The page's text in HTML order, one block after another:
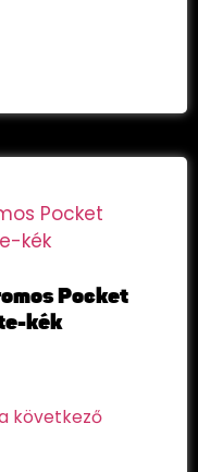
Pocket
kék
következő